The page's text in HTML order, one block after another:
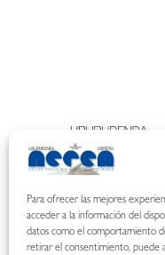
Para ofrecer las mejores
acceder a la información del
datos como el comportamiento
retirar el consentimiento, puede